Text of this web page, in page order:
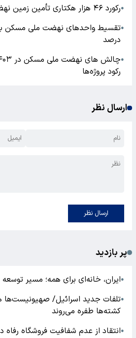
●رکورد ۴۶ هزار هکتاری تأمین زمین نهضت ملی مسکن
●
درصد
●
رکود پروژه‌ها
ارسال نظر
ارسال نظر
پر بازدید
●ایران، خانه‌ای برای همه؛ مسیر
●تلفات جدید اسرائیل/ صهیونیست‌ها
کشته‌ها طفره می‌روند
●انتقاد از عدم شفافیت فروشگاه رفاه